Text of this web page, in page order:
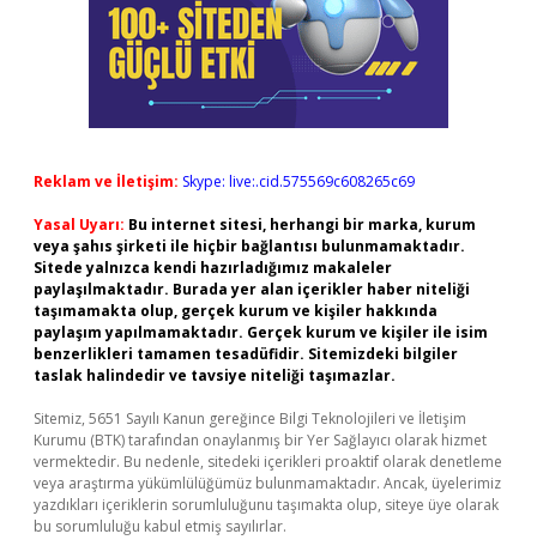
Reklam ve İletişim: Skype: live:.cid.575569c608265c69
Yasal Uyarı: Bu internet sitesi, herhangi bir marka, kurum
veya şahıs şirketi ile hiçbir bağlantısı bulunmamaktadır.
Sitede yalnızca kendi hazırladığımız makaleler
paylaşılmaktadır. Burada yer alan içerikler haber niteliği
taşımamakta olup, gerçek kurum ve kişiler hakkında
paylaşım yapılmamaktadır. Gerçek kurum ve kişiler ile isim
benzerlikleri tamamen tesadüfidir. Sitemizdeki bilgiler
taslak halindedir ve tavsiye niteliği taşımazlar.
Sitemiz, 5651 Sayılı Kanun gereğince Bilgi Teknolojileri ve İletişim
Kurumu (BTK) tarafından onaylanmış bir Yer Sağlayıcı olarak hizmet
vermektedir. Bu nedenle, sitedeki içerikleri proaktif olarak denetleme
veya araştırma yükümlülüğümüz bulunmamaktadır. Ancak, üyelerimiz
yazdıkları içeriklerin sorumluluğunu taşımakta olup, siteye üye olarak
bu sorumluluğu kabul etmiş sayılırlar.